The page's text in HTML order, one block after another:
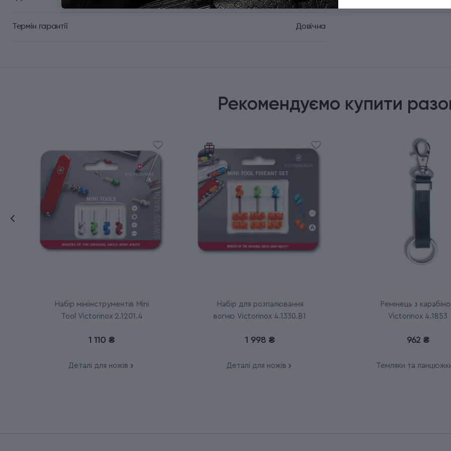
Термін гарантії Довічна
Рекомендуємо купити
Набір мініінструментів Mini
Tool Victorinox 2.1201.4
1 110 ₴
Деталі для ножів
Набір для розпалювання
вогню Victorinox 4.1330.B1
1 998 ₴
Деталі для ножів
Ремінець з
Victorinox 4.1853
962 ₴
Темляки та